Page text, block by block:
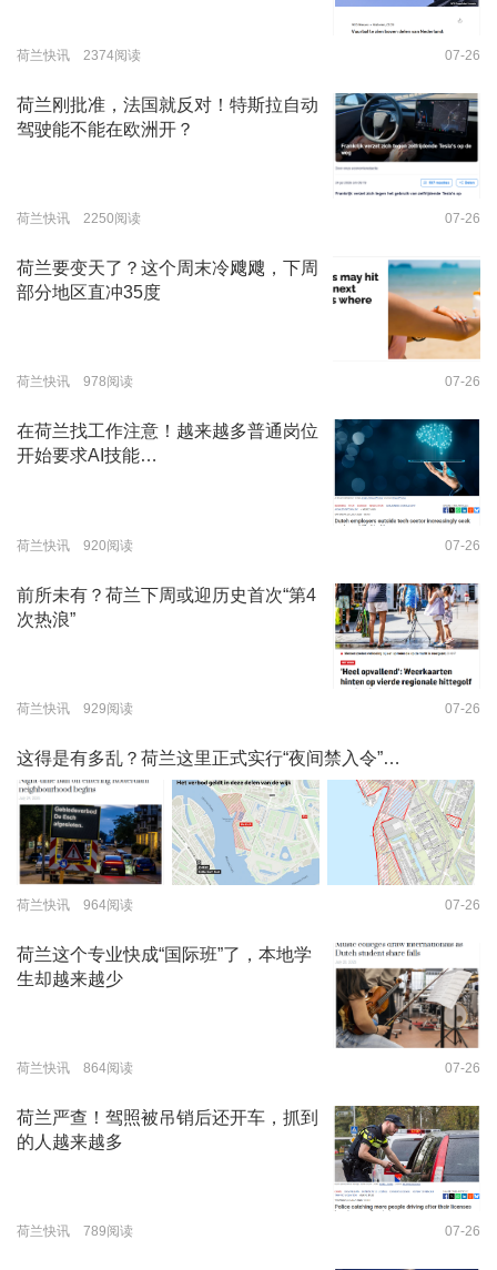
荷兰快讯 2374阅读 07-26
荷兰刚批准，法国就反对！特斯拉自动
驾驶能不能在欧洲开？
荷兰快讯 2250阅读 07-26
荷兰要变天了？这个周末冷飕飕，下周
部分地区直冲35度
荷兰快讯 978阅读 07-26
在荷兰找工作注意！越来越多普通岗位
开始要求AI技能…
荷兰快讯 920阅读 07-26
前所未有？荷兰下周或迎历史首次“第4
次热浪”
荷兰快讯 929阅读 07-26
这得是有多乱？荷兰这里正式实行“夜间禁入令”…
荷兰快讯 964阅读 07-26
荷兰这个专业快成“国际班”了，本地学
生却越来越少
荷兰快讯 864阅读 07-26
荷兰严查！驾照被吊销后还开车，抓到
的人越来越多
荷兰快讯 789阅读 07-26